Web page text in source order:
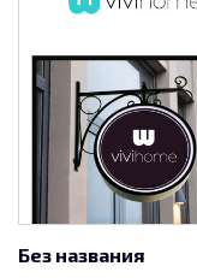
Без названия